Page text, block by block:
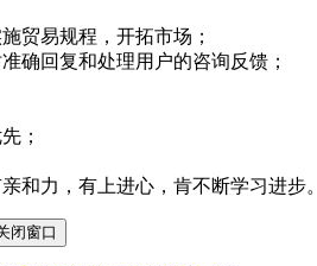
贸易规程，开拓市场；
确回复和处理用户的咨询反馈；
；
和力，有上进心，肯不断学习进步。